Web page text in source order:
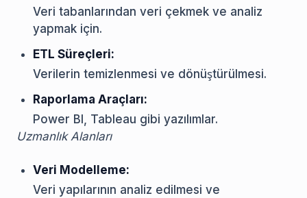
Veri tabanlarından veri çekmek ve analiz
yapmak için.
ETL Süreçleri:
Verilerin temizlenmesi ve dönüştürülmesi.
Raporlama Araçları:
Power BI, Tableau gibi yazılımlar.
Uzmanlık Alanları
Veri Modelleme:
Veri yapılarının analiz edilmesi ve